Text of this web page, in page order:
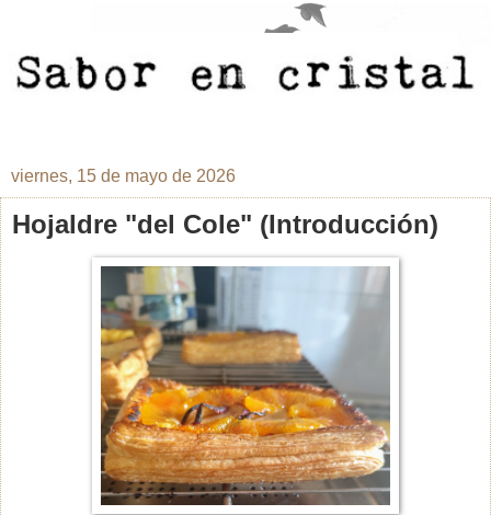
viernes, 15 de mayo de 2026
Hojaldre "del Cole" (Introducción)